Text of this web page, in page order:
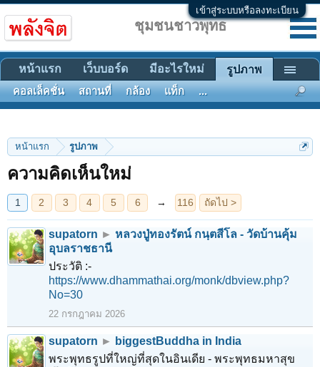
เข้าสู่ระบบหรือลงทะเบียน
หน้าแรก รูปภาพ
ความคิดเห็นใหม่
2 3 4 5 6 →
supatorn ► หลวงปู่ทองรัตน์ กนฺตสีโล - วัดบ้านคุ้ม
อุบลราชธานี
ประวัติ :-
https://www.dhammathai.org/monk/dbview.php?
No=30
22 กรกฎาคม 2026
supatorn ► biggestBuddha in India
พระพุทธรูปที่ใหญ่ที่สุดในอินเดีย - พระพุทธมหาสุข
ชุมชนชาวพุทธ
หน้าแรก เว็บบอร์ด มีอะไรใหม่ รูปภาพ
คอลเล็คชั่น สถานที่ กล้อง แท็ก ...